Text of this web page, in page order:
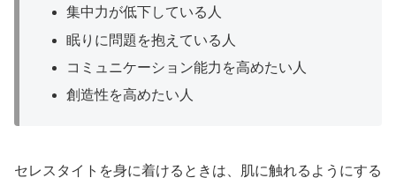
集中力が低下している人
眠りに問題を抱えている人
コミュニケーション能力を高めたい人
創造性を高めたい人
セレスタイトを身に着けるときは、肌に触れるようにする